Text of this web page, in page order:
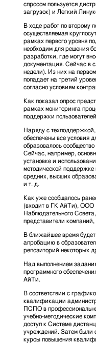
спросом пользуется
загрузок) и Легкий
В ходе работ по второму
осуществляемая
рамках первого уровня
необходим для решения
разработки, где могут
документация. Сейчас в
недели). Из них на
попадает на третий
согласно условиям
Как показал опрос
рамках мониторинга
поддержки
Наряду с техподдержкой,
обеспечены все условия
образовалось
Сейчас, например,
установке и
методической поддержке
средних, высших
и т. д.
Как уже сообщалось
(входит в ГК АйТи), ООО
Наблюдательного
представители
В ближайшее время
апробацию в
репозиторий некоторых
Над выполнением
программного
АйТи.
В соответствии с
квалификации
ПСПО в
учебно-методические
доступ к Системе
учреждений. Затем были
курсы повышения